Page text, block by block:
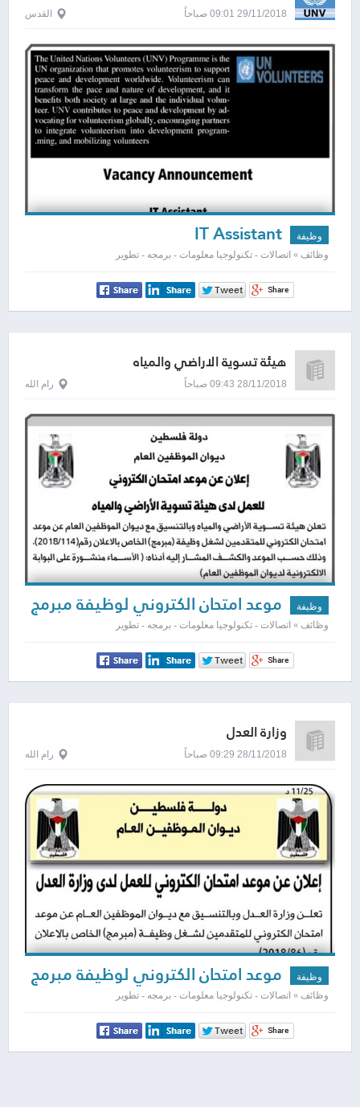
29/11/2018 09:01 صباحاً القدس
وظيفة
وظائف » اتصالات - تكنولوجيا معلومات - برمجه - تطوير
هيئة تسوية الاراضي والمياه
28/11/2018 09:43 صباحاً رام الله
وظيفة موعد امتحان الكتروني لوظيفة مبرمج
وظائف » اتصالات - تكنولوجيا معلومات - برمجه - تطوير
وزارة العدل
28/11/2018 09:29 صباحاً رام الله
وظيفة موعد امتحان الكتروني لوظيفة مبرمج
وظائف » اتصالات - تكنولوجيا معلومات - برمجه - تطوير